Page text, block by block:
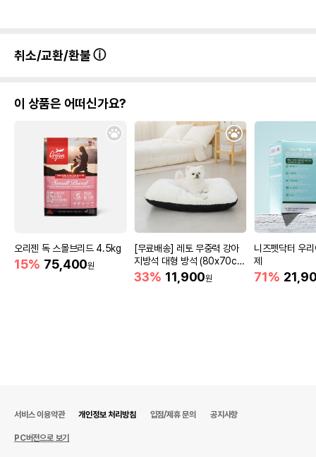
취소/교환/환불
이 상품은 어떠신가요?
오리젠 독 스몰브리드 4.5kg
15% 75,400원
[무료배송] 레토 무중력 강아
지방석 대형 방석 (80x70c
m)
33% 11,900원
니즈펫닥터 우
제
71%
서비스 이용약관 개인정보 처리방침 입점/제휴 문의 공지사항
PC버전으로 보기